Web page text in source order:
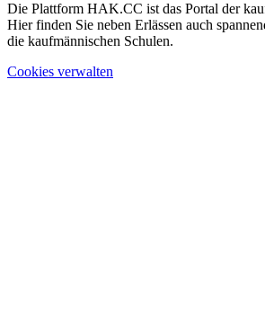
Die Plattform HAK.CC ist das Portal der
Hier finden Sie neben Erlässen auch
die kaufmännischen Schulen.
Cookies verwalten